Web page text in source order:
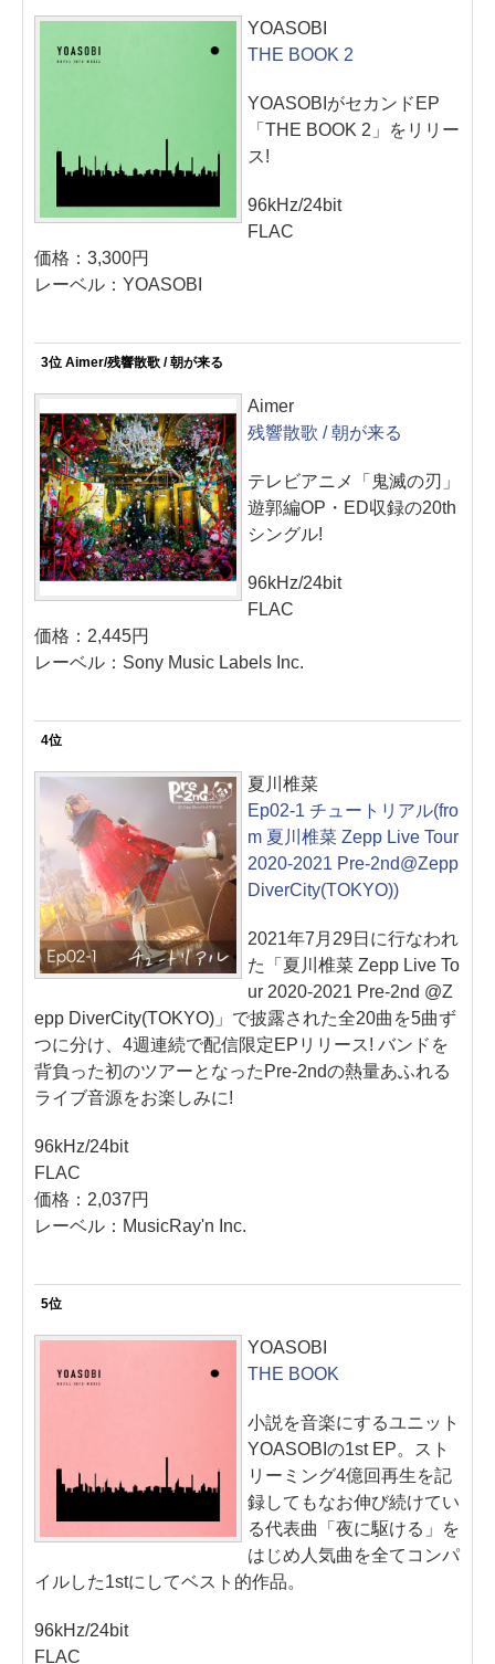
YOASOBI
THE BOOK 2
YOASOBIがセカンドEP
「THE BOOK 2」をリリー
ス!
96kHz/24bit
FLAC
価格：3,300円
レーベル：YOASOBI
3位 Aimer/残響散歌 / 朝が来る
Aimer
残響散歌 / 朝が来る
テレビアニメ「鬼滅の刃」
遊郭編OP・ED収録の20th
シングル!
96kHz/24bit
FLAC
価格：2,445円
レーベル：Sony Music Labels Inc.
4位
夏川椎菜
Ep02-1 チュートリアル(fro
m 夏川椎菜 Zepp Live Tour
2020-2021 Pre-2nd@Zepp
DiverCity(TOKYO))
2021年7月29日に行なわれ
た「夏川椎菜 Zepp Live To
ur 2020-2021 Pre-2nd @Z
epp DiverCity(TOKYO)」で披露された全20曲を5曲ず
つに分け、4週連続で配信限定EPリリース! バンドを
背負った初のツアーとなったPre-2ndの熱量あふれる
ライブ音源をお楽しみに!
96kHz/24bit
FLAC
価格：2,037円
レーベル：MusicRay'n Inc.
5位
YOASOBI
THE BOOK
小説を音楽にするユニット
YOASOBIの1st EP。スト
リーミング4億回再生を記
録してもなお伸び続けてい
る代表曲「夜に駆ける」を
はじめ人気曲を全てコンパ
イルした1stにしてベスト的作品。
96kHz/24bit
FLAC